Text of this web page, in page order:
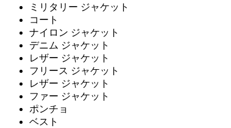
ミリタリー ジャケット
コート
ナイロン ジャケット
デニム ジャケット
レザー ジャケット
フリース ジャケット
レザー ジャケット
ファー ジャケット
ポンチョ
ベスト